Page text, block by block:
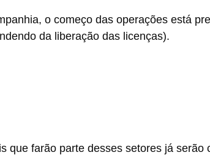
o começo das operações está
da liberação das licenças).
que farão parte desses setores já